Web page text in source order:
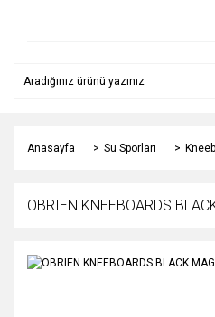
Anasayfa Su Sporları
OBRIEN KNEEBOARDS